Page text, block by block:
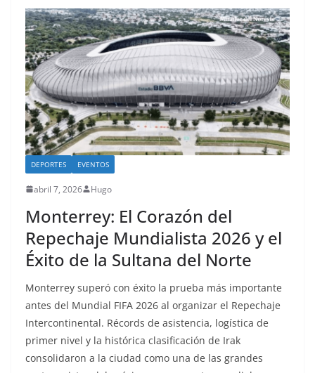
DEPORTES EVENTOS
abril 7, 2026 Hugo
Monterrey: El Corazón del
Repechaje Mundialista 2026 y el
Éxito de la Sultana del Norte
Monterrey superó con éxito la prueba más importante
antes del Mundial FIFA 2026 al organizar el Repechaje
Intercontinental. Récords de asistencia, logística de
primer nivel y la histórica clasificación de Irak
consolidaron a la ciudad como una de las grandes